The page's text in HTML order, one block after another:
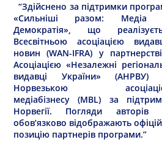
“Здійснено за підтримки
«Сильніші разом: Медіа
Демократія», що
Всесвітньою асоціацією
новин (WAN-IFRA) у
Асоціацією «Незалежні
видавці України» (АНРВУ)
Норвезькою
медіабізнесу (MBL) за
Норвегії. Погляди авторів
обов’язково відображають
позицію партнерів програми.”